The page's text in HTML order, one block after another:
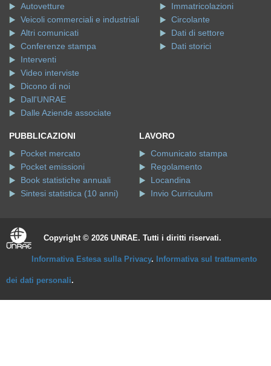
Autovetture
Veicoli commerciali e industriali
Altri comunicati
Conferenze stampa
Interventi
Video interviste
Dicono di noi
Dall'UNRAE
Dalle Aziende associate
Immatricolazioni
Circolante
Dati di settore
Dati storici
PUBBLICAZIONI
Pocket mercato
Pocket emissioni
Book statistiche annuali
Sintesi statistica (10 anni)
LAVORO
Comunicato stampa
Regolamento
Locandina
Invio Curriculum
Copyright © 2026 UNRAE. Tutti i diritti riservati.
Informativa Estesa sulla Privacy. Informativa sul trattamento
dei dati personali.